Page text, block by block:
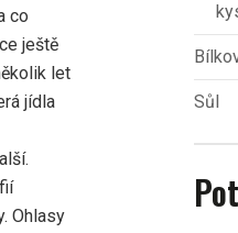
co
ještě
let
jídla
Ohlasy
Sůl